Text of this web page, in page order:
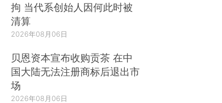
拘 当代系创始人因何此时被
清算
2026年08月06日
贝恩资本宣布收购贡茶 在中
国大陆无法注册商标后退出市
场
2026年08月06日